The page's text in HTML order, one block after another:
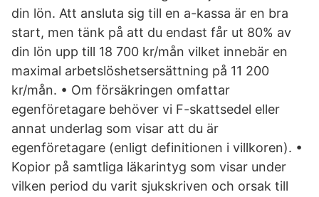
din lön. Att ansluta sig till en a-kassa är en bra
start, men tänk på att du endast får ut 80% av
din lön upp till 18 700 kr/mån vilket innebär en
maximal arbetslöshetsersättning på 11 200
kr/mån. • Om försäkringen omfattar
egenföretagare behöver vi F-skattsedel eller
annat underlag som visar att du är
egenföretagare (enligt definitionen i villkoren). •
Kopior på samtliga läkarintyg som visar under
vilken period du varit sjukskriven och orsak till